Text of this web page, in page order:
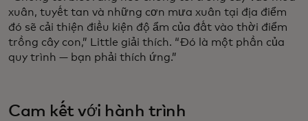
xuân, tuyết tan và những cơn mưa xuân tại địa điểm
đó sẽ cải thiện điều kiện độ ẩm của đất vào thời điểm
trồng cây con,” Little giải thích. “Đó là một phần của
quy trình — bạn phải thích ứng.”
Cam kết với hành trình